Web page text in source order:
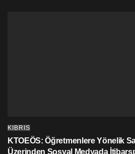
KIBRIS
KTOEÖS: Öğretmenlere Yönelik
Üzerinden Sosyal Medyada